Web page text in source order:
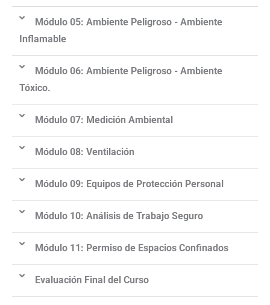
Módulo 05: Ambiente Peligroso - Ambiente
Inflamable
Módulo 06: Ambiente Peligroso - Ambiente
Tóxico.
Módulo 07: Medición Ambiental
Módulo 08: Ventilación
Módulo 09: Equipos de Protección Personal
Módulo 10: Análisis de Trabajo Seguro
Módulo 11: Permiso de Espacios Confinados
Evaluación Final del Curso